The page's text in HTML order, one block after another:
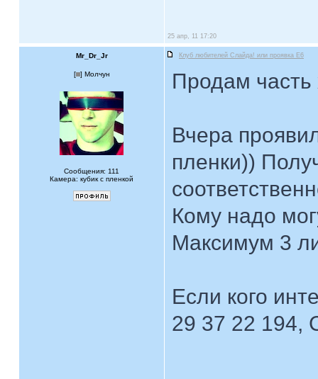
25 апр, 11 17:20
Mr_Dr_Jr Клуб любителей Слайда! или проявка E6
[ ] Молчун
Сообщения: 111
Камера: кубик с пленкой
Продам
Вчера
пленки))
Кому надо
Максимум 3
Если кого
29 37 22 194,